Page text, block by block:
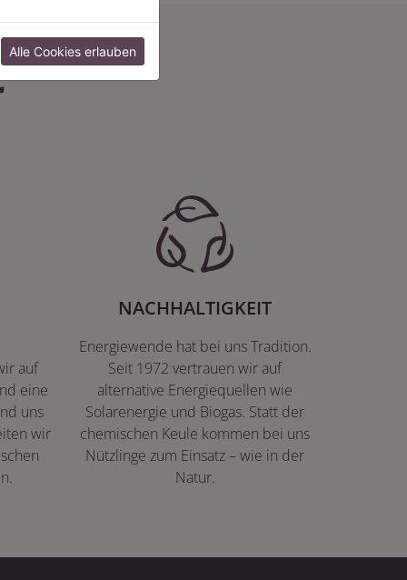
auf
eine
uns
wir
NACHHALTIGKEIT
Energiewende hat bei uns Tradition.
Seit 1972 vertrauen wir auf
alternative Energiequellen wie
Solarenergie und Biogas. Statt der
chemischen Keule kommen bei uns
Nützlinge zum Einsatz – wie in der
Natur.
Alle Cookies erlauben